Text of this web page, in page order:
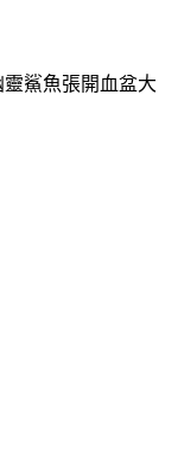
鯊魚張開血盆大